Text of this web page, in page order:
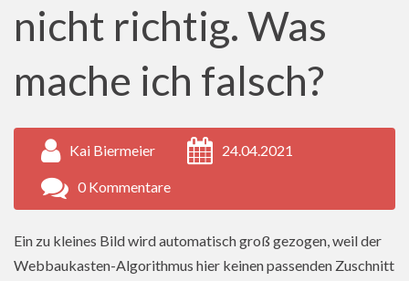
nicht richtig. Was
mache ich falsch?
Kai Biermeier 24.04.2021
0 Kommentare
Ein zu kleines Bild wird automatisch groß gezogen, weil der
Webbaukasten-Algorithmus hier keinen passenden Zuschnitt